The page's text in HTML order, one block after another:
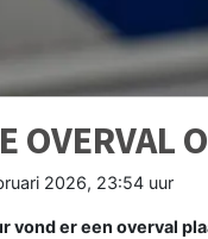
OVERVAL
2026, 23:54 uur
vond er een overval